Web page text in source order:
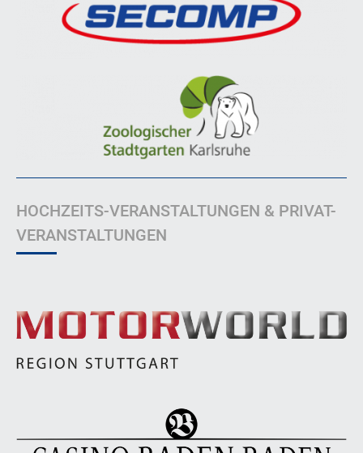
HOCHZEITS-VERANSTALTUNGEN & PRIVAT-
VERANSTALTUNGEN